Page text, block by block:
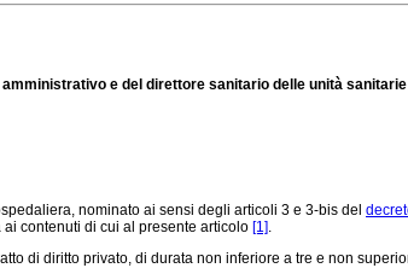
e del direttore sanitario delle unità
nominato ai sensi degli articoli 3 e 3-bis del
contenuti di cui al presente articolo [1].
di diritto privato, di durata non inferiore a tre e non